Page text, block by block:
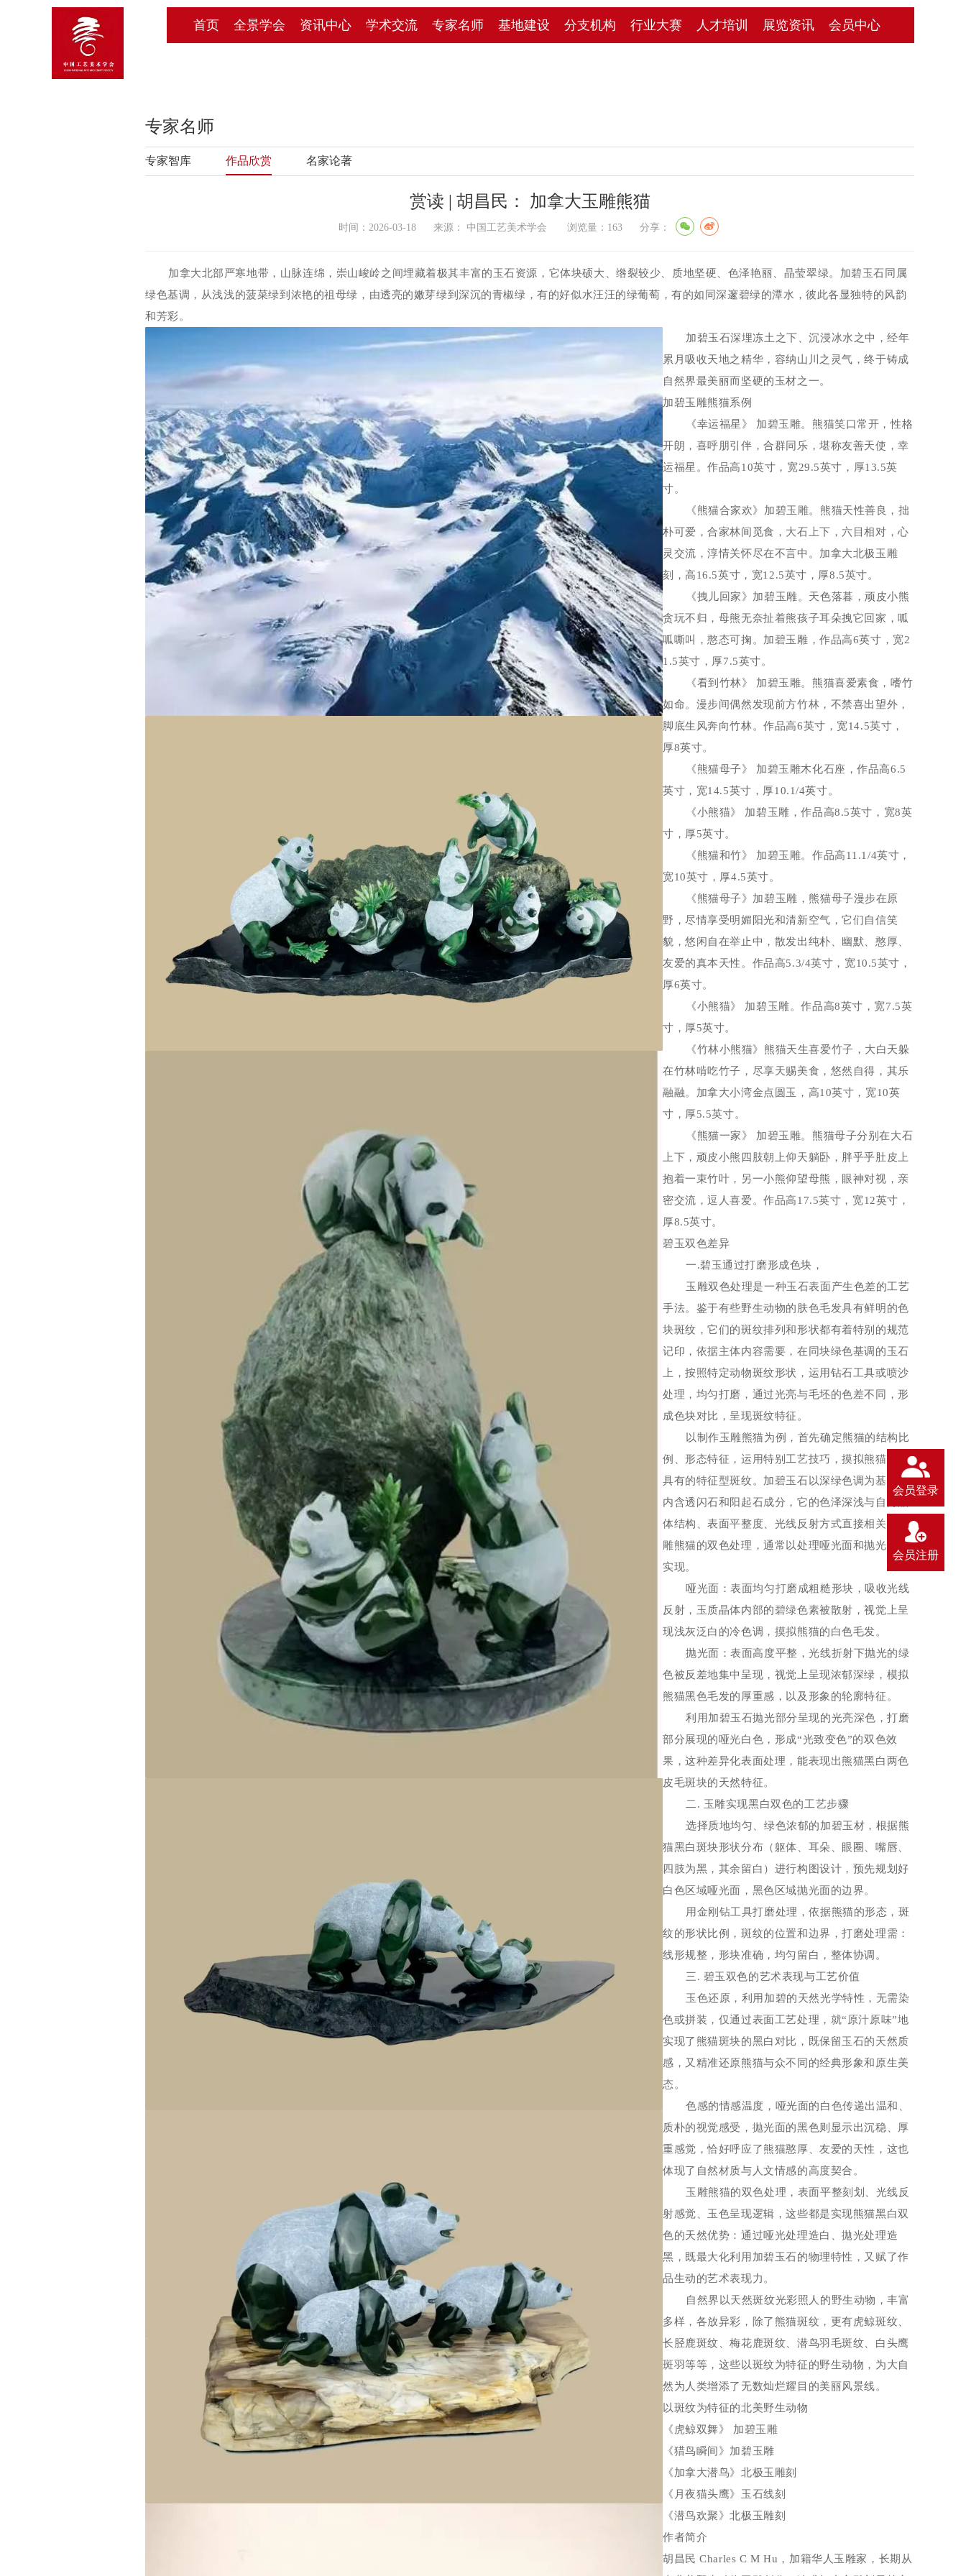
首页 全景学会 资讯中心 学术交流 专家名师 基地建设 分支机构 行业大赛 人才培训 展览资讯 会员中心
专家名师
专家智库 作品欣赏 名家论著
赏读 | 胡昌民： 加拿大玉雕熊猫
时间：2026-03-18 来源： 中国工艺美术学会 浏览量： 163分享：
加拿大北部严寒地带，山脉连绵，崇山峻岭之间埋藏着极其丰富的玉石资源，它体块硕大、绺裂较少、质地坚硬、色泽艳丽、晶莹翠绿。加碧玉石同属
绿色基调，从浅浅的菠菜绿到浓艳的祖母绿，由透亮的嫩芽绿到深沉的青椒绿，有的好似水汪汪的绿葡萄，有的如同深邃碧绿的潭水，彼此各显独特的风韵
和芳彩。
加碧玉石深埋冻土之下、沉浸冰水之中，经年
累月吸收天地之精华，容纳山川之灵气，终于铸成
自然界最美丽而坚硬的玉材之一。
加碧玉雕熊猫系例
《幸运福星》 加碧玉雕。熊猫笑口常开，性格
开朗，喜呼朋引伴，合群同乐，堪称友善天使，幸
运福星。作品高10英寸，宽29.5英寸，厚13.5英
寸。
《熊猫合家欢》加碧玉雕。熊猫天性善良，拙
朴可爱，合家林间觅食，大石上下，六目相对，心
灵交流，淳情关怀尽在不言中。加拿大北极玉雕
刻，高16.5英寸，宽12.5英寸，厚8.5英寸。
《拽儿回家》加碧玉雕。天色落暮，顽皮小熊
贪玩不归，母熊无奈扯着熊孩子耳朵拽它回家，呱
呱嘶叫，憨态可掬。加碧玉雕，作品高6英寸，宽2
1.5英寸，厚7.5英寸。
《看到竹林》 加碧玉雕。熊猫喜爱素食，嗜竹
如命。漫步间偶然发现前方竹林，不禁喜出望外，
脚底生风奔向竹林。作品高6英寸，宽14.5英寸，
厚8英寸。
《熊猫母子》 加碧玉雕木化石座，作品高6.5
英寸，宽14.5英寸，厚10.1/4英寸。
《小熊猫》 加碧玉雕，作品高8.5英寸，宽8英
寸，厚5英寸。
《熊猫和竹》 加碧玉雕。作品高11.1/4英寸，
宽10英寸，厚4.5英寸。
《熊猫母子》加碧玉雕，熊猫母子漫步在原
野，尽情享受明媚阳光和清新空气，它们自信笑
貌，悠闲自在举止中，散发出纯朴、幽默、憨厚、
友爱的真本天性。作品高5.3/4英寸，宽10.5英寸，
厚6英寸。
《小熊猫》 加碧玉雕。作品高8英寸，宽7.5英
寸，厚5英寸。
《竹林小熊猫》熊猫天生喜爱竹子，大白天躲
在竹林啃吃竹子，尽享天赐美食，悠然自得，其乐
融融。加拿大小湾金点圆玉，高10英寸，宽10英
寸，厚5.5英寸。
《熊猫一家》 加碧玉雕。熊猫母子分别在大石
上下，顽皮小熊四肢朝上仰天躺卧，胖乎乎肚皮上
抱着一束竹叶，另一小熊仰望母熊，眼神对视，亲
密交流，逗人喜爱。作品高17.5英寸，宽12英寸，
厚8.5英寸。
碧玉双色差异
一.碧玉通过打磨形成色块，
玉雕双色处理是一种玉石表面产生色差的工艺
手法。鉴于有些野生动物的肤色毛发具有鲜明的色
块斑纹，它们的斑纹排列和形状都有着特别的规范
记印，依据主体内容需要，在同块绿色基调的玉石
上，按照特定动物斑纹形状，运用钻石工具或喷沙
处理，均匀打磨，通过光亮与毛坯的色差不同，形
成色块对比，呈现斑纹特征。
以制作玉雕熊猫为例，首先确定熊猫的结构比
例、形态特征，运用特别工艺技巧，摸拟熊猫特别
具有的特征型斑纹。加碧玉石以深绿色调为基底，
内含透闪石和阳起石成分，它的色泽深浅与自身晶
体结构、表面平整度、光线反射方式直接相关。玉
雕熊猫的双色处理，通常以处理哑光面和抛光面来
实现。
哑光面：表面均匀打磨成粗糙形块，吸收光线
反射，玉质晶体内部的碧绿色素被散射，视觉上呈
现浅灰泛白的冷色调，摸拟熊猫的白色毛发。
抛光面：表面高度平整，光线折射下抛光的绿
色被反差地集中呈现，视觉上呈现浓郁深绿，模拟
熊猫黑色毛发的厚重感，以及形象的轮廓特征。
利用加碧玉石抛光部分呈现的光亮深色，打磨
部分展现的哑光白色，形成“光致变色”的双色效
果，这种差异化表面处理，能表现出熊猫黑白两色
皮毛斑块的天然特征。
二. 玉雕实现黑白双色的工艺步骤
选择质地均匀、绿色浓郁的加碧玉材，根据熊
猫黑白斑块形状分布（躯体、耳朵、眼圈、嘴唇、
四肢为黑，其余留白）进行构图设计，预先规划好
白色区域哑光面，黑色区域抛光面的边界。
用金刚钻工具打磨处理，依据熊猫的形态，斑
纹的形状比例，斑纹的位置和边界，打磨处理需：
线形规整，形块准确，均匀留白，整体协调。
三. 碧玉双色的艺术表现与工艺价值
玉色还原，利用加碧的天然光学特性，无需染
色或拼装，仅通过表面工艺处理，就“原汁原味”地
实现了熊猫斑块的黑白对比，既保留玉石的天然质
感，又精准还原熊猫与众不同的经典形象和原生美
态。
色感的情感温度，哑光面的白色传递出温和、
质朴的视觉感受，拋光面的黑色则显示出沉稳、厚
重感觉，恰好呼应了熊猫憨厚、友爱的天性，这也
体现了自然材质与人文情感的高度契合。
玉雕熊猫的双色处理，表面平整刻划、光线反
射感觉、玉色呈现逻辑，这些都是实现熊猫黑白双
色的天然优势：通过哑光处理造白、拋光处理造
黑，既最大化利用加碧玉石的物理特性，又赋了作
品生动的艺术表现力。
自然界以天然斑纹光彩照人的野生动物，丰富
多样，各放异彩，除了熊猫斑纹，更有虎鲸斑纹、
长胫鹿斑纹、梅花鹿斑纹、潜鸟羽毛斑纹、白头鹰
斑羽等等，这些以斑纹为特征的野生动物，为大自
然为人类增添了无数灿烂耀目的美丽风景线。
以斑纹为特征的北美野生动物
《虎鲸双舞》 加碧玉雕
《猎鸟瞬间》加碧玉雕
《加拿大潜鸟》北极玉雕刻
《月夜猫头鹰》玉石线刻
《潜鸟欢聚》北极玉雕刻
作者简介
胡昌民 Charles C M Hu，加籍华人玉雕家，长期从
会员登录
会员注册